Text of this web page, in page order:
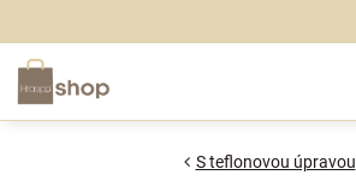
S teflonovou úpravou